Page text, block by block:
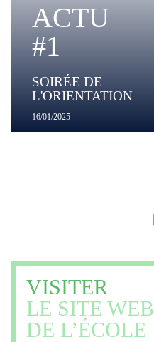
ACTU
#1
SOIRÉE DE
L'ORIENTATION
16/01/2025
VISITER
LE SITE WEB
DE L’ÉCOLE